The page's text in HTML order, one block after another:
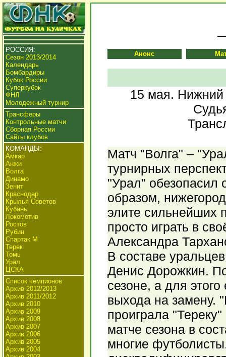
РОССИЯ:
Сезон 2013/2014
Календарь
Бомбардиры
Кубок России
Суперкубок
ФНЛ
Молодежный турнир
Трансферы
Контрольные матчи
Сборная России
Сайты клубов
КОМАНДЫ:
Амкар
Анжи
Волга
Динамо
Зенит
Краснодар
Крылья Советов
Кубань
Локомотив
Ростов
Рубин
Спартак М
Терек
Томь
Урал
ЦСКА
Список чемпионов
Архив 2012/2013
Архив 2011/2012
Архив 2010
Архив 2009
Архив 2008
Архив 2007
Архив 2006
Архив 2005
Архив 2004
Анонс
15 мая. Нижний
Матч "Волга" –
турнирных
"Урал" обезопасил
образом,
элите сильнейших
просто играть в
Александра
В составе
Денис Дорожкин.
сезоне, а для
выхода на замену.
проиграла
матче сезона в
многие